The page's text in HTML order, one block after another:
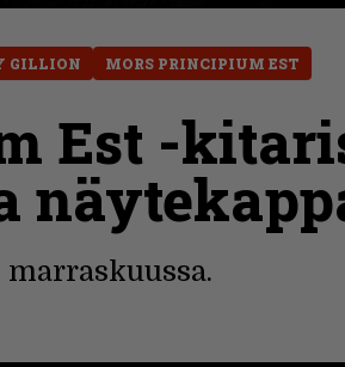
GILLION MORS PRINCIPIUM EST
Est -